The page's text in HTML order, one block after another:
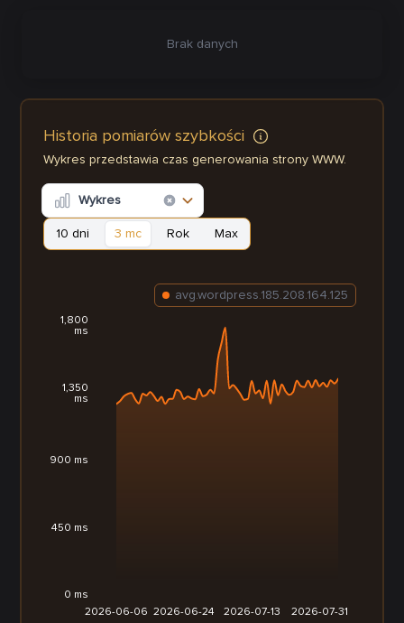
Brak danych
Historia pomiarów szybkości
Wykres przedstawia czas generowania strony WWW.
Wykres
10 dni 3 mc Rok Max
2026-06-06 2026-06-24 2026-07-13 2026-07-31
0 ms
450 ms
900 ms
1,350
ms
1,800
ms
avg.wordpress.185.208.164.125